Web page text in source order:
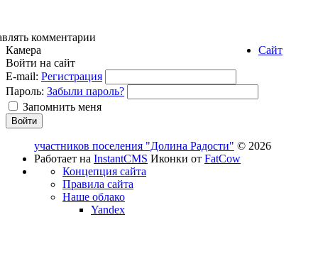
комментарии
Камера
Войти на сайт
E-mail: Регистрация
Пароль: Забыли пароль?
Запомнить меня
Сайт
участников поселения "Долина Радости" © 2026
Работает на InstantCMS Иконки от FatCow
Концепция сайта
Правила сайта
Наше облако
Yandex